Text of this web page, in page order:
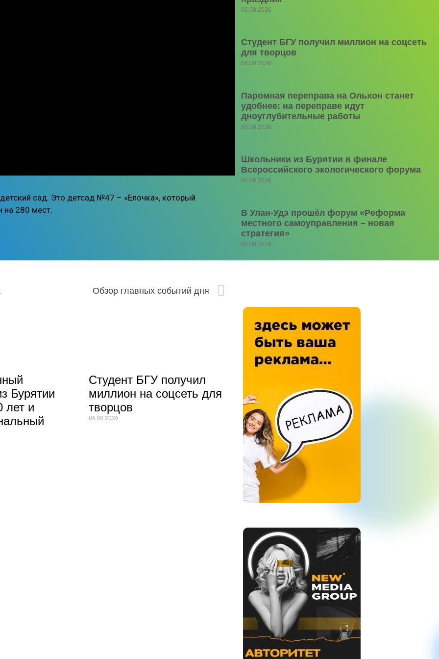
сад. Это детсад №47 – «Ёлочка», который
на 280 мест.
06.08.2026
Студент БГУ получил миллион на соцсеть
для творцов
06.08.2026
Паромная переправа на Ольхон станет
удобнее: на переправе идут
дноуглубительные работы
06.08.2026
Школьники из Бурятии в финале
Всероссийского экологического форума
06.08.2026
В Улан-Удэ прошёл форум «Реформа
местного самоуправления – новая
стратегия»
05.08.2026
год Обзор главных событий дня
Бурятии
лет и
Студент БГУ получил
миллион на соцсеть для
творцов
06.08.2026